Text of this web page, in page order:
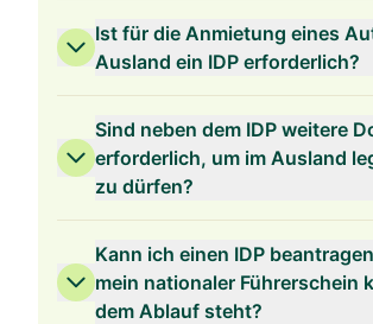
Ist für die Anmietung eines
Ausland ein IDP erforderlich?
Sind neben dem IDP weitere
erforderlich, um im Ausland
zu dürfen?
Kann ich einen IDP
mein nationaler Führerschein
dem Ablauf steht?